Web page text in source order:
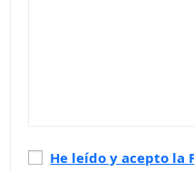
Política
He leído y acepto la